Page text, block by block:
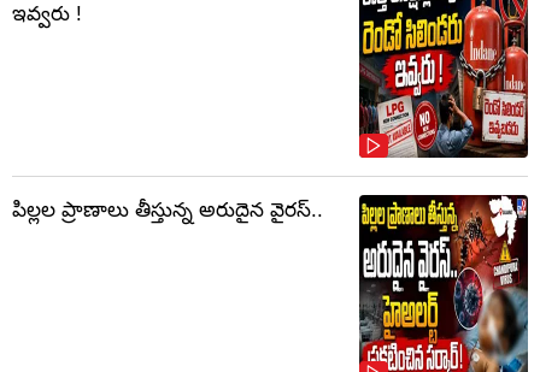
ఇవ్వరు !
పిల్లల ప్రాణాలు తీస్తున్న అరుదైన వైరస్..